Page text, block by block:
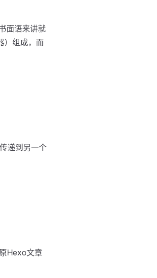
面语来讲就
）组成，而
递到另一个
Hexo文章